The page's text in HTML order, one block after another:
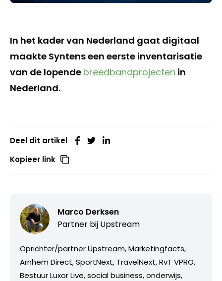
In het kader van Nederland gaat digitaal
maakte Syntens een eerste inventarisatie
van de lopende breedbandprojecten in
Nederland.
Deel dit artikel
Kopieer link
Marco Derksen
Partner bij Upstream
Oprichter/partner Upstream, Marketingfacts,
Arnhem Direct, SportNext, TravelNext, RvT VPRO,
Bestuur Luxor Live, social business, onderwijs,